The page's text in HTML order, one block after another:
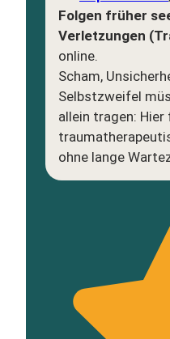
Folgen früher
Verletzungen
online.
Scham,
Selbstzweifel
allein tragen: Hier
ohne lange